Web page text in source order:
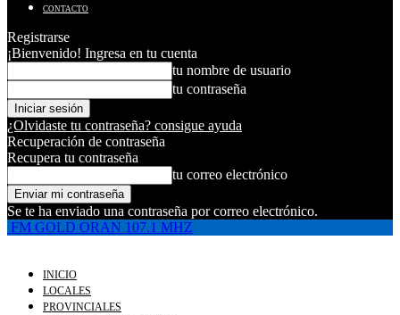
CONTACTO
Registrarse
¡Bienvenido! Ingresa en tu cuenta
tu nombre de usuario
tu contraseña
¿Olvidaste tu contraseña? consigue ayuda
Recuperación de contraseña
Recupera tu contraseña
tu correo electrónico
Se te ha enviado una contraseña por correo electrónico.
FM GOLD ORAN 107.1 MHZ
INICIO
LOCALES
PROVINCIALES